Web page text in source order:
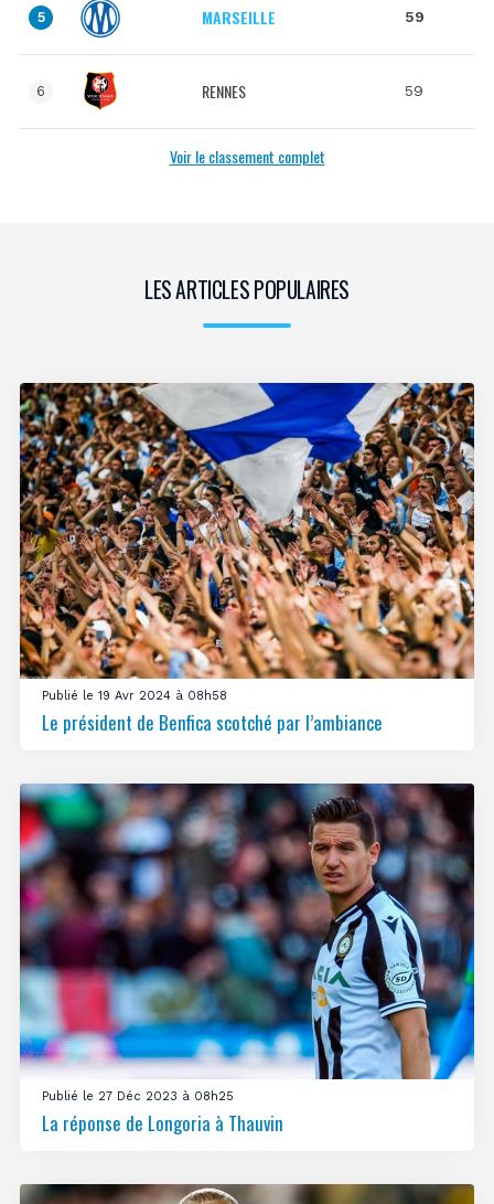
5 MARSEILLE 59
6 RENNES 59
Voir le classement complet
LES ARTICLES POPULAIRES
Publié le 19 Avr 2024 à 08h58
Le président de Benfica scotché par l’ambiance
Publié le 27 Déc 2023 à 08h25
La réponse de Longoria à Thauvin